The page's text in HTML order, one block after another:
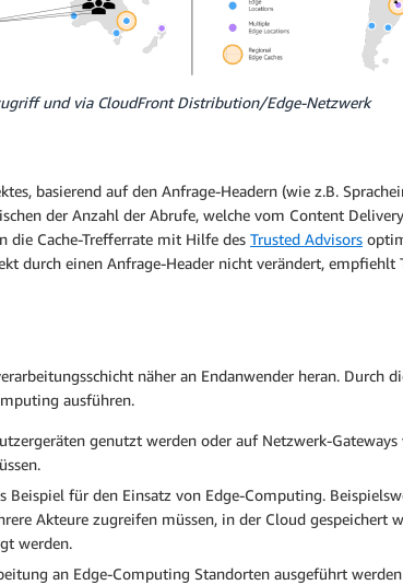
und via CloudFront Distribution/Edge-Netzwerk
basierend auf den Anfrage-Headern (wie z.B.
der Anzahl der Abrufe, welche vom Content
die Cache-Trefferrate mit Hilfe des Trusted Advisors
durch einen Anfrage-Header nicht verändert,
näher an Endanwender heran. Durch
ausführen.
genutzt werden oder auf Netzwerk-
für den Einsatz von Edge-Computing.
Akteure zugreifen müssen, in der Cloud gespeichert
werden.
an Edge-Computing Standorten ausgeführt